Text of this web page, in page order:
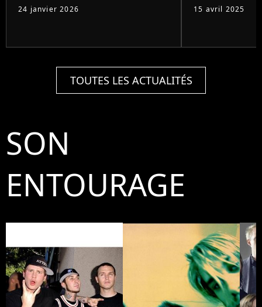
24 janvier 2026 15 avril 2025
TOUTES LES ACTUALITÉS
SON
ENTOURAGE